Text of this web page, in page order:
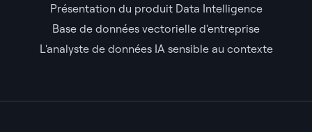
Présentation du produit Data Intelligence
Base de données vectorielle d'entreprise
L'analyste de données IA sensible au contexte